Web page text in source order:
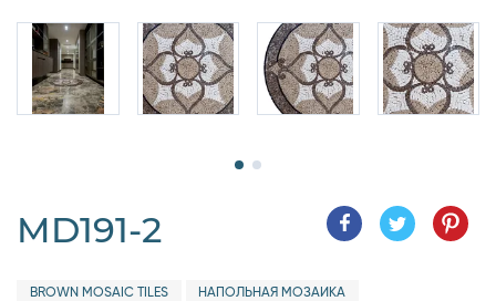
MD191-2
BROWN MOSAIC TILES НАПОЛЬНАЯ МОЗАИКА